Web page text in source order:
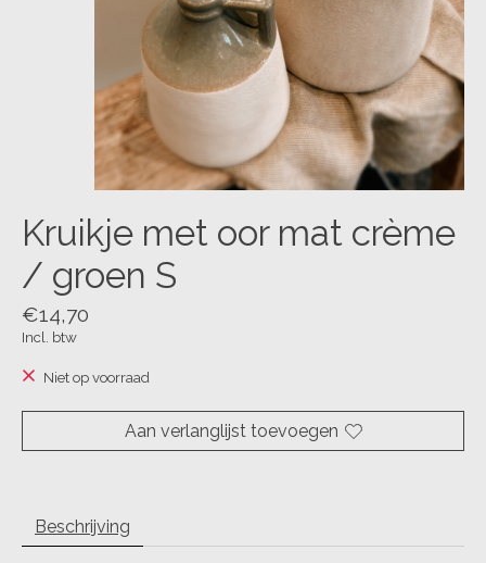
Kruikje met oor mat crème
/ groen S
€14,70
Incl. btw
Niet op voorraad
Aan verlanglijst toevoegen
Beschrijving